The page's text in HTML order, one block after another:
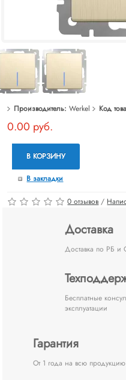
Производитель: Werkel Код
0.00 руб.
В КОРЗИНУ
В закладки
0 отзывов /
Доставка
Доставка по РБ и
Бесплатные
эксплуатации
Гарантия
От 1 года на всю продукцию